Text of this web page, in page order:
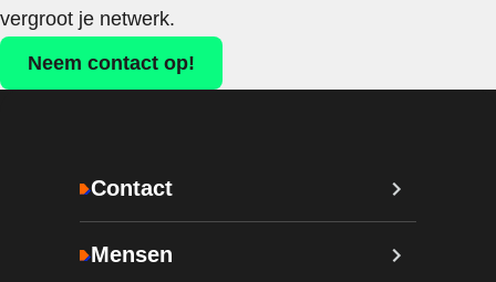
vergroot je netwerk.
Neem contact op!
Contact
Mensen